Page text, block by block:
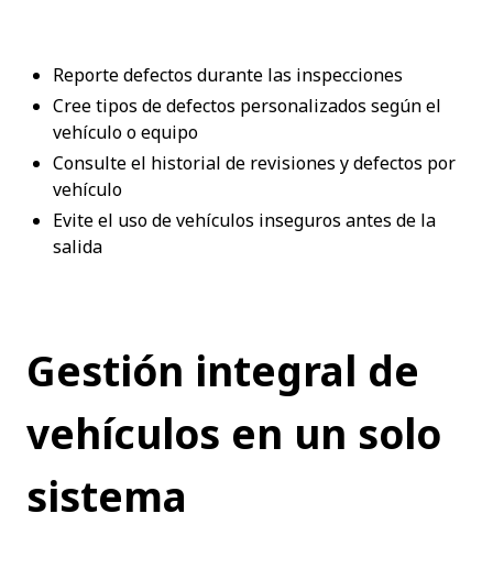
Reporte defectos durante las inspecciones
Cree tipos de defectos personalizados según el
vehículo o equipo
Consulte el historial de revisiones y defectos por
vehículo
Evite el uso de vehículos inseguros antes de la
salida
Gestión integral de
vehículos en un solo
sistema